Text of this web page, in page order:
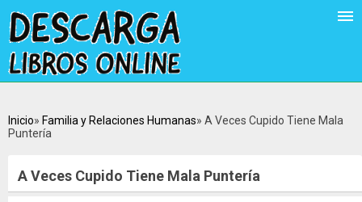
Inicio Familia y Relaciones Humanas
A Veces Cupido Tiene Mala
Puntería
A Veces Cupido Tiene Mala Puntería